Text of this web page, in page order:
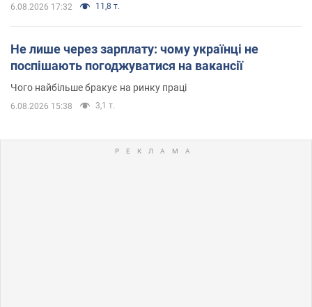
6.08.2026 17:32 11,8 т.
Не лише через зарплату: чому українці не
поспішають погоджуватися на вакансії
Чого найбільше бракує на ринку праці
6.08.2026 15:38 3,1 т.